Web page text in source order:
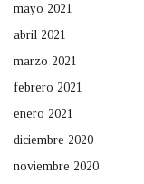
mayo 2021
abril 2021
marzo 2021
febrero 2021
enero 2021
diciembre 2020
noviembre 2020